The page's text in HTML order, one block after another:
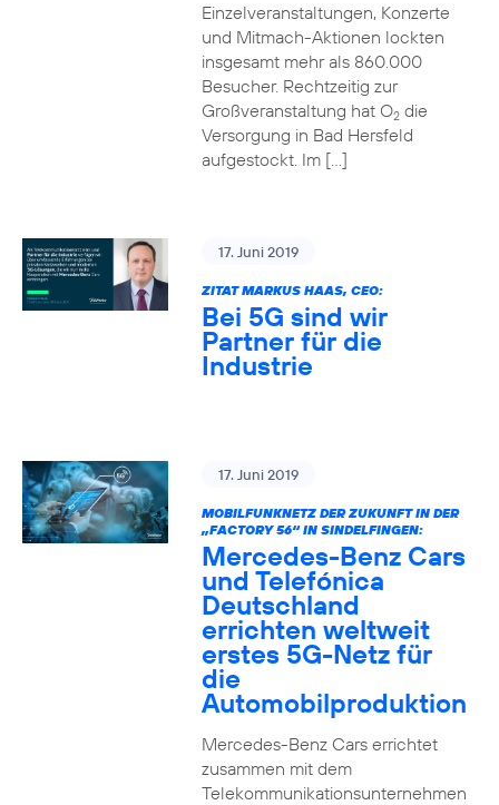
Einzelveranstaltungen, Konzerte
und Mitmach-Aktionen lockten
insgesamt mehr als 860.000
Besucher. Rechtzeitig zur
Großveranstaltung hat O2die
Versorgung in Bad Hersfeld
aufgestockt. Im […]
17. Juni 2019
ZITAT MARKUS HAAS, CEO:
Bei 5G sind wir
Partner für die
Industrie
17. Juni 2019
MOBILFUNKNETZ DER ZUKUNFT IN DER
„FACTORY 56“ IN SINDELFINGEN:
Mercedes-Benz Cars
und Telefónica
Deutschland
errichten weltweit
erstes 5G-Netz für
die
Automobilproduktion
Mercedes-Benz Cars errichtet
zusammen mit dem
Telekommunikationsunternehmen